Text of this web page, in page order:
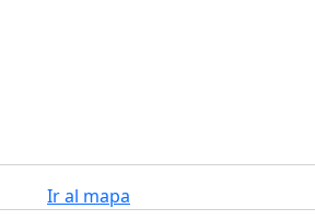
Ir al mapa